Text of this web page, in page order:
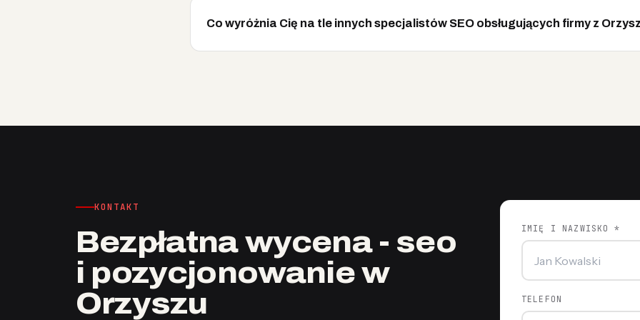
Co wyróżnia Cię na tle innych specjalistów SEO obsługujących firmy z
KONTAKT
Bezpłatna wycena - seo
i pozycjonowanie w
Orzyszu
IMIĘ I NAZWISKO *
TELEFON